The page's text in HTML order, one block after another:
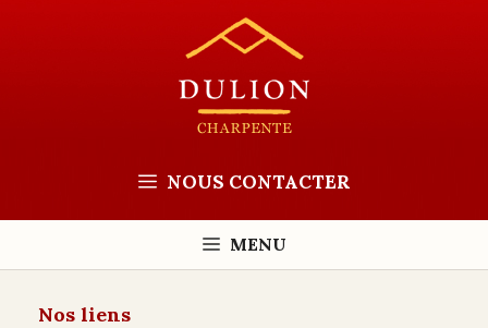
NOUS CONTACTER
MENU
Nos liens